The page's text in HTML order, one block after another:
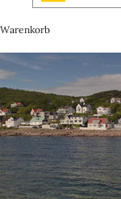
Warenkorb